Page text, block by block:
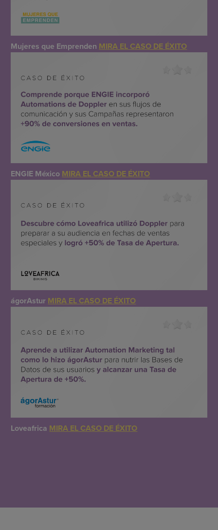
Mujeres que Emprenden MIRA EL CASO DE ÉXITO
ENGIE México MIRA EL CASO DE ÉXITO
ágorAstur MIRA EL CASO DE ÉXITO
Loveafrica MIRA EL CASO DE ÉXITO